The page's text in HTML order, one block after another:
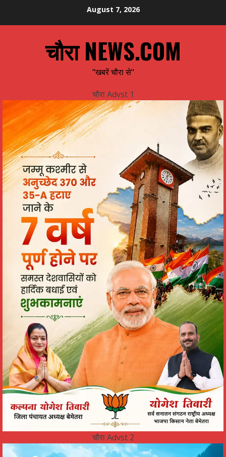
August 7, 2026
चौरा NEWS.COM
"खबरें चौरा से"
चौरा Advst 1
चौरा Advst 2